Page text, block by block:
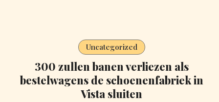
Uncategorized
300 zullen banen verliezen als
bestelwagens de schoenenfabriek in
Vista sluiten